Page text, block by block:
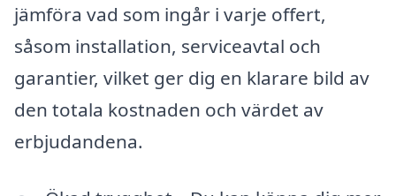
jämföra vad som ingår i varje offert,
såsom installation, serviceavtal och
garantier, vilket ger dig en klarare bild av
den totala kostnaden och värdet av
erbjudandena.